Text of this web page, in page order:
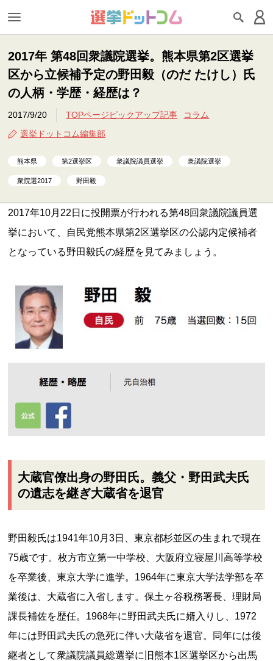
2017年 第48回衆議院選挙。熊本県第2区選挙
区から立候補予定の野田毅（のだ たけし）氏
の人柄・学歴・経歴は？
2017/9/20 TOPページピックアップ記事
コラム
選挙ドットコム編集部
熊本県 第2選挙区 衆議院議員選挙 衆議院選挙
衆院選2017 野田毅
2017年10月22日に投開票が行われる第48回衆議院議員選
挙において、自民党熊本県第2区選挙区の公認内定候補者
となっている野田毅氏の経歴を見てみましょう。
大蔵官僚出身の野田氏。義父・野田武夫氏
の遺志を継ぎ大蔵省を退官
野田毅氏は1941年10月3日、東京都杉並区の生まれで現在
75歳です。枚方市立第一中学校、大阪府立寝屋川高等学校
を卒業後、東京大学に進学。1964年に東京大学法学部を卒
業後は、大蔵省に入省します。保土ヶ谷税務署長、理財局
課長補佐を歴任。1968年に野田武夫氏に婿入りし、1972
年には野田武夫氏の急死に伴い大蔵省を退官。同年には後
継者として衆議院議員総選挙に旧熊本1区選挙区から出馬